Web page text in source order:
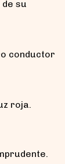
su
conductor
roja.